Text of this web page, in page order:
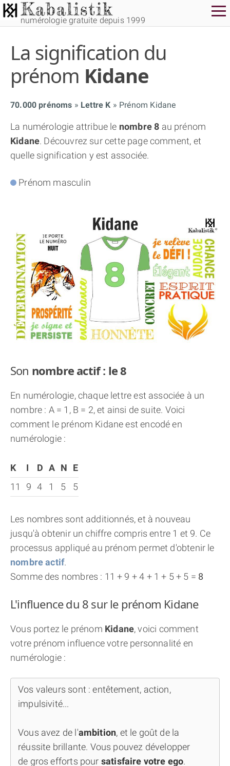
numérologie gratuite depuis 1999
La signification du
prénom Kidane
70.000 prénoms Lettre K Prénom Kidane
La numérologie attribue le nombre 8 au prénom
Kidane. Découvrez sur cette page comment, et
quelle signification y est associée.
Prénom masculin
Son nombre actif : le 8
En numérologie, chaque lettre est associée à un
nombre : A = 1, B = 2, et ainsi de suite. Voici
comment le prénom Kidane est encodé en
numérologie :
K I D A N
E
11
9 4 1 5 5
Les nombres sont additionnés, et à nouveau
jusqu'à obtenir un chiffre compris entre 1 et 9. Ce
processus appliqué au prénom permet d'obtenir le
nombre actif.
Somme des nombres : 11 + 9 + 4 + 1 + 5 + 5 = 8
L'influence du 8 sur le prénom Kidane
Vous portez le prénom Kidane, voici comment
votre prénom influence votre personnalité en
numérologie :
Vos valeurs sont : entêtement, action,
impulsivité...
Vous avez de l'ambition, et le goût de la
réussite brillante. Vous pouvez développer
de gros efforts pour satisfaire votre ego.
THÈME GRATUIT
THÈME NUMÉROLOGIQUE APPROFONDI
THÈME TEMPOREL
THÈME « DOUBLE JE »
APPRENDRE LA NUMÉROLOGIE
EXPLORER LA NUMÉROLOGIE
70.000 PRÉNOMS
(À PROPOS)